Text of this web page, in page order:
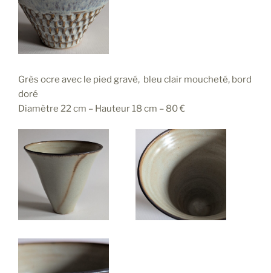
Grès ocre avec le pied gravé, bleu clair moucheté, bord
doré
Diamètre 22 cm – Hauteur 18 cm – 80 €